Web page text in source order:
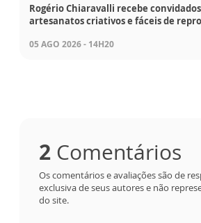
Rogério Chiaravalli recebe
artesanatos criativos e fáceis de
05 AGO 2026 - 14H20
2 Comentários
Os comentários e avaliações são de
exclusiva de seus autores e não
do site.